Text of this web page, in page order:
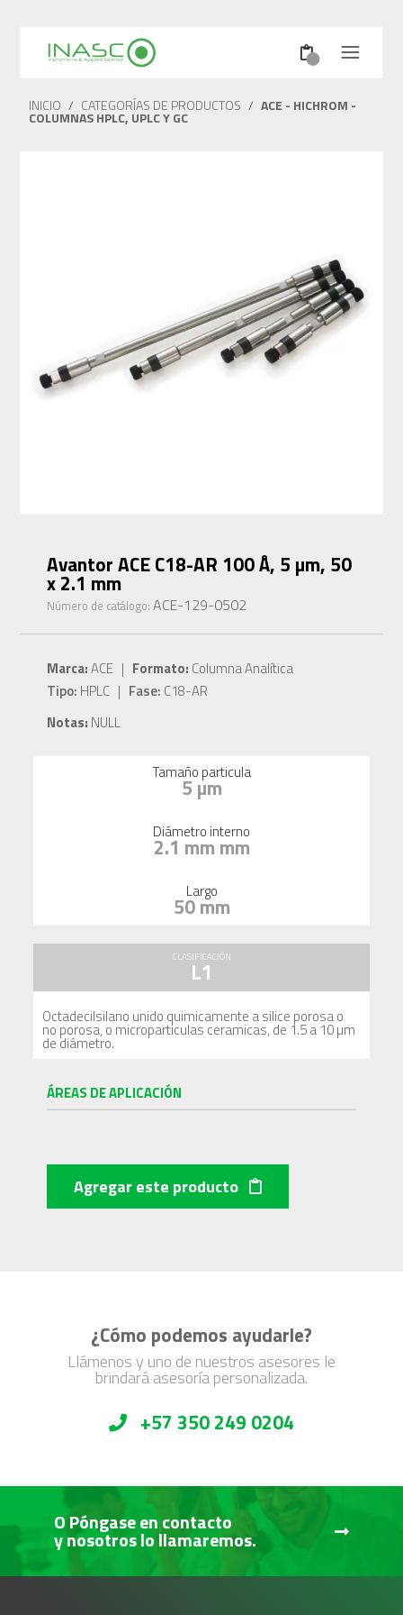
INICIO / CATEGORÍAS DE PRODUCTOS / ACE - HICHROM -
COLUMNAS HPLC, UPLC Y GC
Avantor ACE C18-AR 100 Å, 5 µm, 50
x 2.1 mm
Número de catálogo:ACE-129-0502
Marca:ACE | Formato: Columna Analítica
Tipo: HPLC | Fase: C18-AR
Notas: NULL
Tamaño particula
5 µm
Diámetro interno
2.1 mm mm
Largo
50 mm
CLASIFICACIÓN
L1
Octadecilsilano unido quimicamente a silice porosa o
no porosa, o microparticulas ceramicas, de 1.5 a 10 µm
de diámetro.
ÁREAS DE APLICACIÓN
Agregar este producto
¿Cómo podemos ayudarle?
Llámenos y uno de nuestros asesores le
brindará asesoría personalizada.
+57 350 249 0204
O Póngase en contacto
y nosotros lo llamaremos.